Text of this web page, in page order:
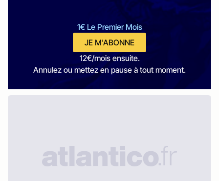
1€ Le Premier Mois
JE M'ABONNE
12€/mois ensuite.
Annulez ou mettez en pause à tout moment.